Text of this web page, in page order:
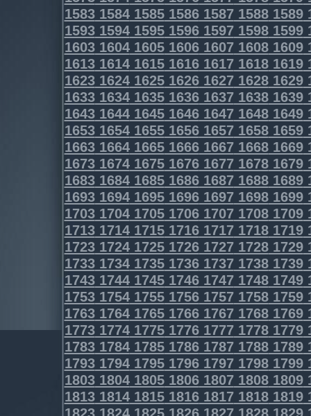
1583158415851586158715881589
1593159415951596159715981599
1603160416051606160716081609
1613161416151616161716181619
1623162416251626162716281629
1633163416351636163716381639
1643164416451646164716481649
1653165416551656165716581659
1663166416651666166716681669
1673167416751676167716781679
1683168416851686168716881689
1693169416951696169716981699
1703170417051706170717081709
1713171417151716171717181719
1723172417251726172717281729
1733173417351736173717381739
1743174417451746174717481749
1753175417551756175717581759
1763176417651766176717681769
1773177417751776177717781779
1783178417851786178717881789
1793179417951796179717981799
1803180418051806180718081809
1813181418151816181718181819